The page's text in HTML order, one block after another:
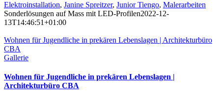
Elektroinstallation, Janine Spreitzer, Junior Tiengo, Malerarbeiten
Sonderlösungen auf Mass mit LED-Profilen2022-12-
13T14:46:51+01:00
Wohnen für Jugendliche in prekären Lebenslagen | Architekturbüro
CBA
Gallerie
Wohnen für Jugendliche in prekären Lebenslagen |
Architekturbüro CBA